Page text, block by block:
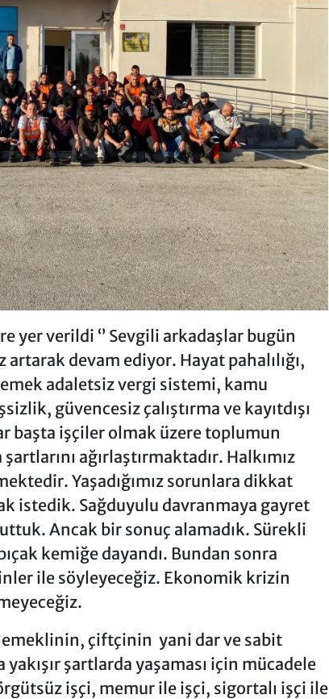
yer verildi ‘’ Sevgili arkadaşlar bugün
artarak devam ediyor. Hayat pahalılığı,
adaletsiz vergi sistemi, kamu
güvencesiz çalıştırma ve kayıtdışı
başta işçiler olmak üzere toplumun
ağırlaştırmaktadır. Halkımız
Yaşadığımız sorunlara dikkat
istedik. Sağduyulu davranmaya gayret
Ancak bir sonuç alamadık. Sürekli
kemiğe dayandı. Bundan sonra
ile söyleyeceğiz. Ekonomik krizin
emeklinin, çiftçinin yani dar ve sabit
şartlarda yaşaması için mücadele
işçi, memur ile işçi, sigortalı işçi ile